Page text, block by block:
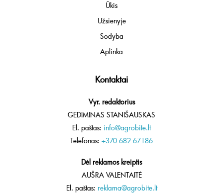
Ūkis
Užsienyje
Sodyba
Aplinka
Kontaktai
Vyr. redaktorius
GEDIMINAS STANIŠAUSKAS
El. paštas: info@agrobite.lt
Telefonas: +370 682 67186
Dėl reklamos kreiptis
AUŠRA VALENTAITĖ
El. paštas: reklama@agrobite.lt